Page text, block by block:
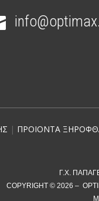
| ΠΡΟΙΟΝΤΑ
Γ.Χ.
COPYRIGHT © 2026 –